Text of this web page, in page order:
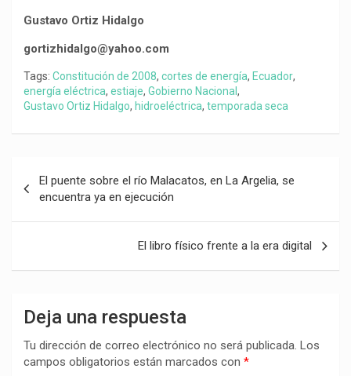
Gustavo Ortiz Hidalgo
gortizhidalgo@yahoo.com
Tags: Constitución de 2008, cortes de energía, Ecuador,
energía eléctrica, estiaje, Gobierno Nacional ,
Gustavo Ortiz Hidalgo, hidroeléctrica, temporada seca
de
entradas
El puente sobre el río Malacatos, en La Argelia, se
encuentra ya en ejecución
El libro físico frente a la era digital
Deja una respuesta
Tu dirección de correo electrónico no será publicada. Los
campos obligatorios están marcados con *